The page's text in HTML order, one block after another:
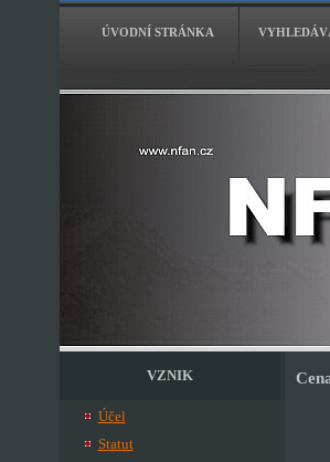
ÚVODNÍ STRÁNKA
VZNIK
Účel
Statut